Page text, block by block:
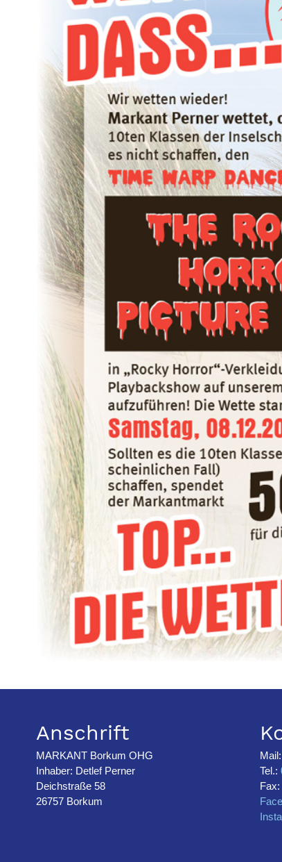
Anschrift
MARKANT Borkum OHG
Inhaber: Detlef Perner
Deichstraße 58
26757 Borkum
Mail:
Tel.: